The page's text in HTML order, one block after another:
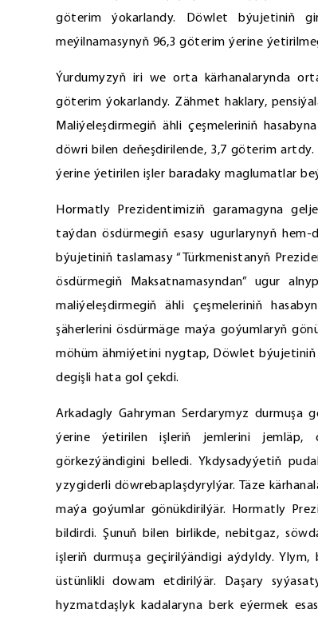
göterim ýokarlandy. Döwlet býujetiniň
meýilnamasynyň 96,3 göterim ýerine
Ýurdumyzyň iri we orta kärhanalarynda
göterim ýokarlandy. Zähmet haklary,
Maliýeleşdirmegiň ähli çeşmeleriniň
döwri bilen deňeşdirilende, 3,7 göterim
ýerine ýetirilen işler baradaky maglumatlar
Hormatly Prezidentimiziň garamagyna
taýdan ösdürmegiň esasy ugurlarynyň
býujetiniň taslamasy “Türkmenistanyň
ösdürmegiň Maksatnamasyndan” ugur
maliýeleşdirmegiň ähli çeşmeleriniň
şäherlerini ösdürmäge maýa goýumlaryň
möhüm ähmiýetini nygtap, Döwlet býujetiniň
degişli hata gol çekdi.
Arkadagly Gahryman Serdarymyz durmuşa
ýerine ýetirilen işleriň jemlerini jemläp,
görkezýändigini belledi. Ykdysadyýetiň
yzygiderli döwrebaplaşdyrylýar. Täze
maýa goýumlar gönükdirilýär. Hormatly
bildirdi. Şunuň bilen birlikde, nebitgaz,
işleriň durmuşa geçirilýändigi aýdyldy.
üstünlikli dowam etdirilýär. Daşary
hyzmatdaşlyk kadalaryna berk eýermek